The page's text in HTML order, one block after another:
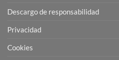
Descargo de responsabilidad
Privacidad
Cookies